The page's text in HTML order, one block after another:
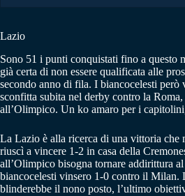
Lazio
Sono 51 i punti conquistati fino a questo
già certa di non essere qualificata alle
secondo anno di fila. I biancocelesti però
sconfitta subita nel derby contro la
all’Olimpico. Un ko amaro per i
La Lazio è alla ricerca di una vittoria che
riuscì a vincere 1-2 in casa della
all’Olimpico bisogna tornare addirittura
biancocelesti vinsero 1-0 contro il Milan.
blinderebbe il nono posto, l’ultimo